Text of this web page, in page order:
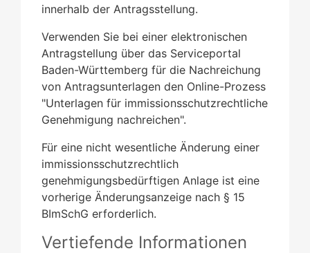
innerhalb der Antragsstellung.
Verwenden Sie bei einer elektronischen
Antragstellung über das Serviceportal
Baden-Württemberg für die Nachreichung
von Antragsunterlagen den Online-Prozess
"Unterlagen für immissionsschutzrechtliche
Genehmigung nachreichen".
Für eine nicht wesentliche Änderung einer
immissionsschutzrechtlich
genehmigungsbedürftigen Anlage ist eine
vorherige Änderungsanzeige nach § 15
BImSchG erforderlich.
Vertiefende Informationen